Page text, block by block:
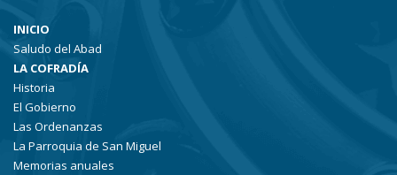
INICIO
Saludo del Abad
LA COFRADÍA
Historia
El Gobierno
Las Ordenanzas
La Parroquia de San Miguel
Memorias anuales